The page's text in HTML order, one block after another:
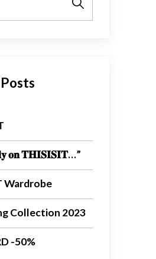
Cerca
𝐨𝐧 𝐓𝐇𝐈𝐒𝐈𝐒𝐈𝐓…”
Wardrobe
Collection 2023
-50%